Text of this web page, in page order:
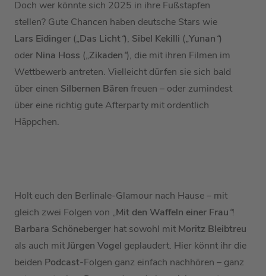
Doch wer könnte sich 2025 in ihre Fußstapfen
stellen? Gute Chancen haben deutsche Stars wie
Lars Eidinger („Das Licht“), Sibel Kekilli („Yunan“)
oder Nina Hoss („Zikaden“), die mit ihren Filmen im
Wettbewerb antreten. Vielleicht dürfen sie sich bald
über einen Silbernen Bären freuen – oder zumindest
über eine richtig gute Afterparty mit ordentlich
Häppchen.
Holt euch den Berlinale-Glamour nach Hause – mit
gleich zwei Folgen von „Mit den Waffeln einer Frau“!
Barbara Schöneberger hat sowohl mit Moritz Bleibtreu
als auch mitJürgen Vogel geplaudert. Hier könnt ihr die
beiden Podcast-Folgen ganz einfach nachhören – ganz